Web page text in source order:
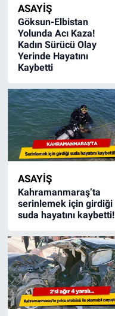
ASAYİŞ
Göksun-Elbistan
Yolunda Acı Kaza!
Kadın Sürücü Olay
Yerinde Hayatını
Kaybetti
ASAYİŞ
Kahramanmaraş’ta
serinlemek için girdiği
suda hayatını kaybetti!